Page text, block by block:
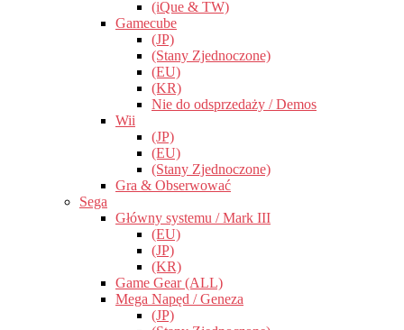
(iQue & TW)
Gamecube
(JP)
(Stany Zjednoczone)
(EU)
(KR)
Nie do odsprzedaży / Demos
Wii
(JP)
(EU)
(Stany Zjednoczone)
Gra & Obserwować
Sega
Główny systemu / Mark III
(EU)
(JP)
(KR)
Game Gear (ALL)
Mega Napęd / Geneza
(JP)